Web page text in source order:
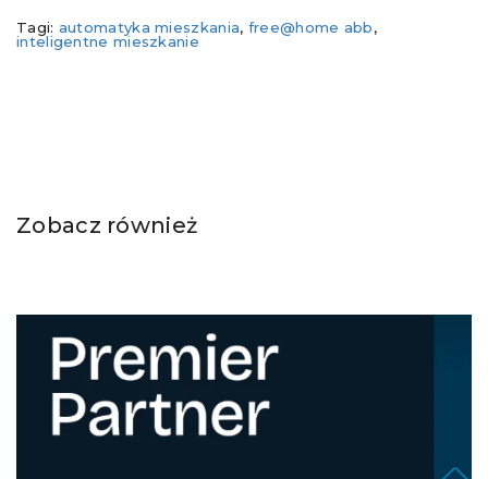
Tagi: automatyka mieszkania, free@home abb,
inteligentne mieszkanie
Zobacz również